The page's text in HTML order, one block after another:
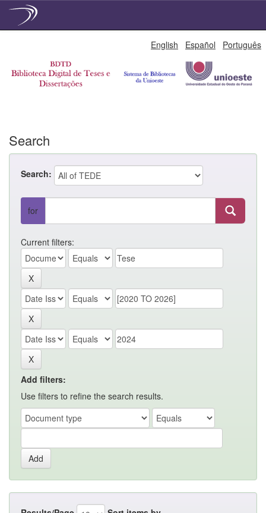
English Español Português
Search
Search:
for
Current filters:
Add filters:
Use filters to refine the search results.